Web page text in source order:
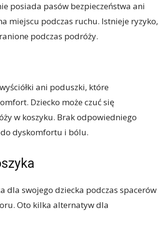
posiada pasów bezpieczeństwa ani
miejscu podczas ruchu. Istnieje ryzyko,
podczas podróży.
ani poduszki, które
Dziecko może czuć się
w koszyku. Brak odpowiedniego
dyskomfortu i bólu.
dla swojego dziecka podczas spacerów
Oto kilka alternatyw dla